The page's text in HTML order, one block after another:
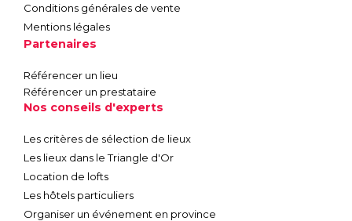
Conditions générales de vente
Mentions légales
Partenaires
Référencer un lieu
Référencer un prestataire
Nos conseils d'experts
Les critères de sélection de lieux
Les lieux dans le Triangle d'Or
Location de lofts
Les hôtels particuliers
Organiser un événement en province